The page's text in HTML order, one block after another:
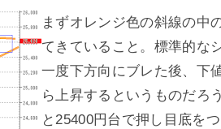
まずオレンジ色の斜線の中
てきていること。標準的な
一度下方向にブレた後、下
ら上昇するというものだろ
と25400円台で押し目底を